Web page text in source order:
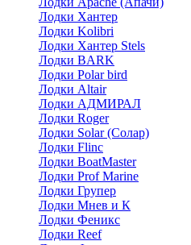
Лодки Хантер
Лодки Kolibri
Лодки Хантер Stels
Лодки BARK
Лодки Polar bird
Лодки Altair
Лодки АДМИРАЛ
Лодки Roger
Лодки Solar (Солар)
Лодки Flinc
Лодки BoatMaster
Лодки Prof Marine
Лодки Групер
Лодки Мнев и К
Лодки Феникс
Лодки Reef